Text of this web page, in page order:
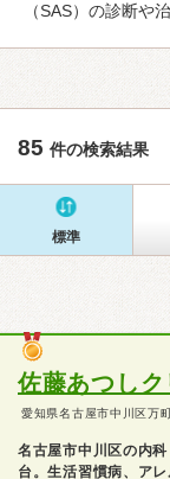
（SAS）の診断や
85 件の検索結果
標準
佐藤あつしク
愛知県名古屋市中川区万
名古屋市中川区の内
台。生活習慣病、ア